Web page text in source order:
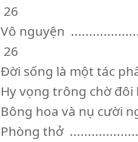
26
Vô nguyện
26
Đời sống là một tác
Hy vọng trông chờ
Bông hoa và nụ cười
Phòng thở